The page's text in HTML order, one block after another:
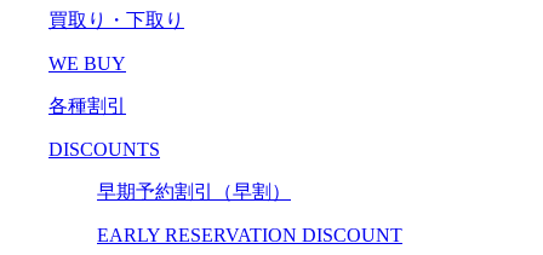
買取り・下取り
WE BUY
各種割引
DISCOUNTS
早期予約割引（早割）
EARLY RESERVATION DISCOUNT